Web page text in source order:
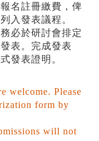
名註冊繳費，俾
入發表議程。
必於研討會排定
表。完成發表
發表證明。
welcome. Please
form by
will not